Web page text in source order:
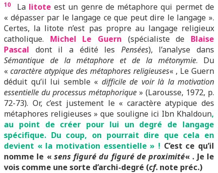
10 La litote est un genre de métaphore qui permet de
« dépasser par le langage ce que peut dire le langage ».
Certes, la litote n’est pas propre au langage religieux
catholique. Michel Le Guern (spécialiste de Blaise
Pascal dont il a édité les Pensées), l’analyse dans
Sémantique de la métaphore et de la métonymie. Du
« caractère atypique des métaphores religieuses« , Le Guern
déduit qu’il lui semble « difficile de voir là la motivation
essentielle du processus métaphorique » (Larousse, 1972, p.
72-73). Or, c’est justement le « caractère atypique des
métaphores religieuses » que souligne ici Ibn Khaldoun,
au point de créer pour lui un degré de langage
spécifique. Du coup, on pourrait dire que cela en
devient « la motivation essentielle » ! C’est ce qu’il
nomme le « sens figuré du figuré de proximité« . Je le
vois comme une sorte d’archi-degré (cf. note préc.)